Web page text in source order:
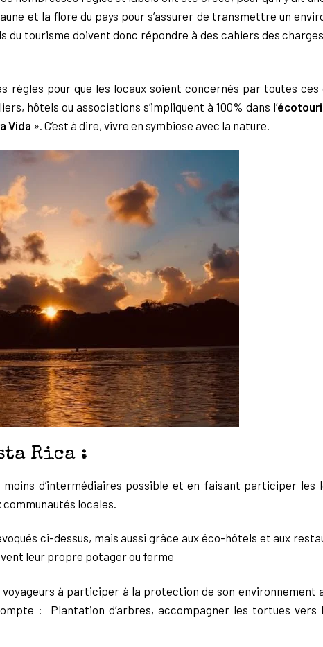
et la flore du pays pour s’assurer de transmettre un
du tourisme doivent donc répondre à des cahiers des
règles pour que les locaux soient concernés par toutes ces
hôtels ou associations s’impliquent à 100% dans l’
Vida ». C’est à dire, vivre en symbiose avec la nature.
Rica :
d’intermédiaires possible et en faisant participer les
locales.
ci-dessus, mais aussi grâce aux éco-hôtels et aux
leur propre potager ou ferme
à participer à la protection de son environnement
: Plantation d’arbres, accompagner les tortues vers